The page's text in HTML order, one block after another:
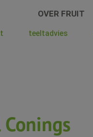
OVER FRUIT
teeltadvies